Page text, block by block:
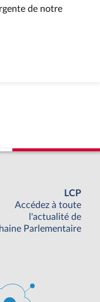
de notre
LCP
Accédez à toute
l'actualité de
Parlementaire